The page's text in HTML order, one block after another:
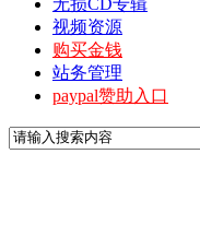
视频资源
购买金钱
站务管理
paypal赞助入口